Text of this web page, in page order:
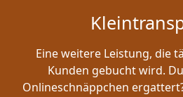
Eine weitere Leistung, die
Kunden gebucht wird.
Onlineschnäppchen